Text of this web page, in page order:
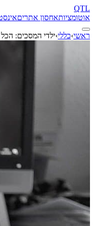
QTL
אוטומציותאחסון אתרים
ראשי›כללי›ילדי המסכים: